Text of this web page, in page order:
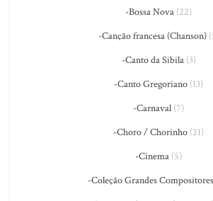
-Bossa Nova (22)
-Canção francesa (Chanson)
-Canto da Sibila(3)
-Canto Gregoriano (13)
-Carnaval (7)
-Choro / Chorinho (21)
-Cinema (5)
-Coleção Grandes Compositores